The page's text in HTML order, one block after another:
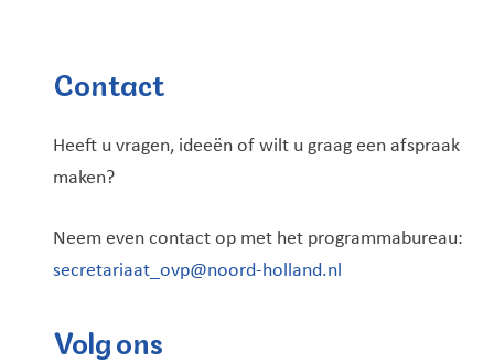
Contact
Heeft u vragen, ideeën of wilt u graag een afspraak
maken?
Neem even contact op met het programmabureau:
secretariaat_ovp@noord-holland.nl
Volg ons